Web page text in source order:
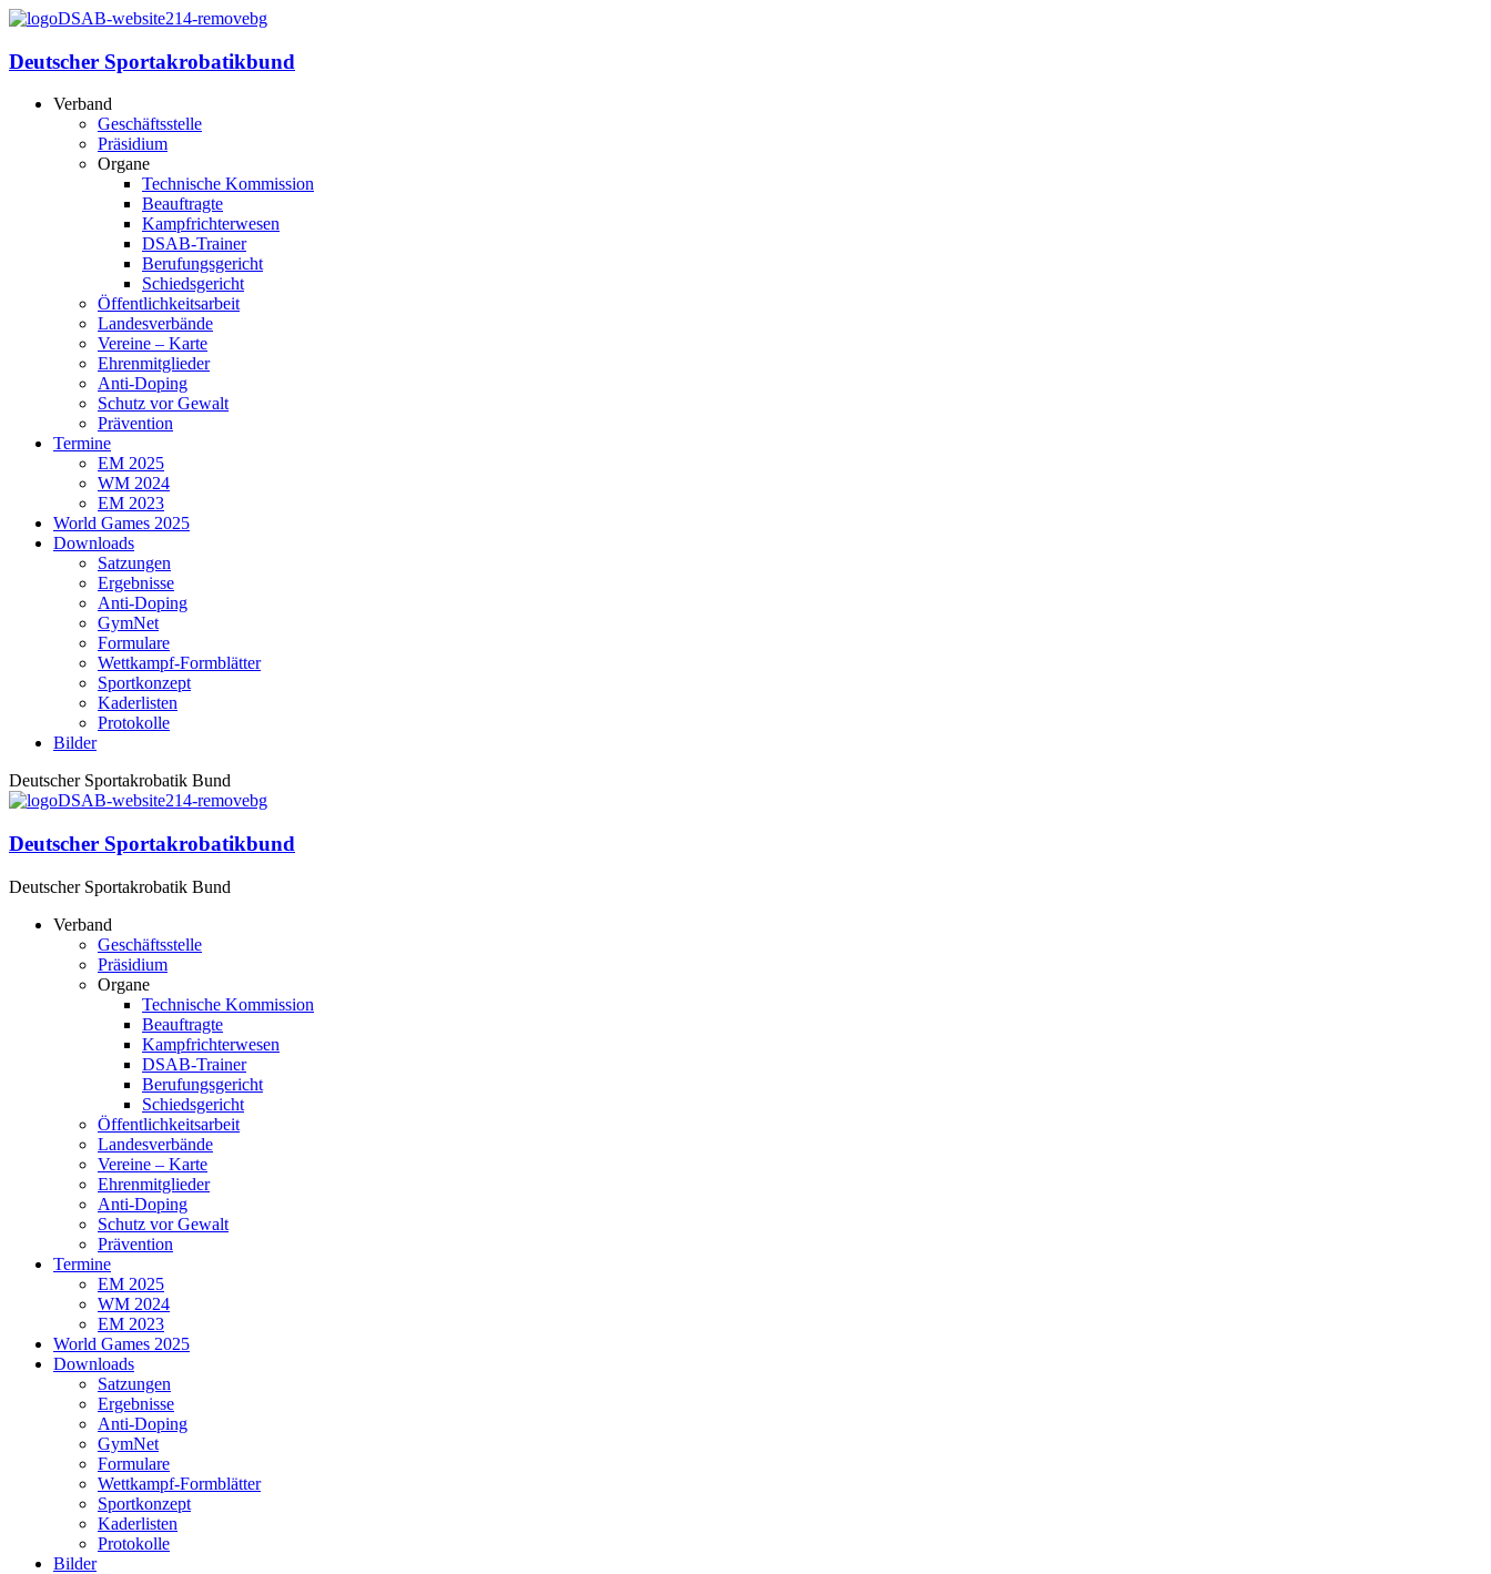
Deutscher Sportakrobatikbund
Verband
Geschäftsstelle
Präsidium
Organe
Technische Kommission
Beauftragte
Kampfrichterwesen
DSAB-Trainer
Berufungsgericht
Schiedsgericht
Öffentlichkeitsarbeit
Landesverbände
Vereine – Karte
Ehrenmitglieder
Anti-Doping
Schutz vor Gewalt
Prävention
Termine
EM 2025
WM 2024
EM 2023
World Games 2025
Downloads
Satzungen
Ergebnisse
Anti-Doping
GymNet
Formulare
Wettkampf-Formblätter
Sportkonzept
Kaderlisten
Protokolle
Bilder
Deutscher Sportakrobatik Bund
Deutscher Sportakrobatikbund
Deutscher Sportakrobatik Bund
Verband
Geschäftsstelle
Präsidium
Organe
Technische Kommission
Beauftragte
Kampfrichterwesen
DSAB-Trainer
Berufungsgericht
Schiedsgericht
Öffentlichkeitsarbeit
Landesverbände
Vereine – Karte
Ehrenmitglieder
Anti-Doping
Schutz vor Gewalt
Prävention
Termine
EM 2025
WM 2024
EM 2023
World Games 2025
Downloads
Satzungen
Ergebnisse
Anti-Doping
GymNet
Formulare
Wettkampf-Formblätter
Sportkonzept
Kaderlisten
Protokolle
Bilder